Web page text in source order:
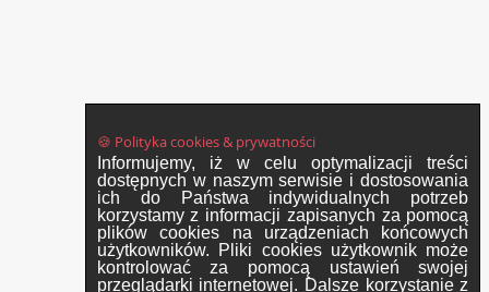
🍪 Polityka cookies & prywatności
Informujemy, iż w celu optymalizacji treści
dostępnych w naszym serwisie i dostosowania
ich do Państwa indywidualnych potrzeb
korzystamy z informacji zapisanych za pomocą
plików cookies na urządzeniach końcowych
użytkowników. Pliki cookies użytkownik może
kontrolować za pomocą ustawień swojej
przeglądarki internetowej. Dalsze korzystanie z